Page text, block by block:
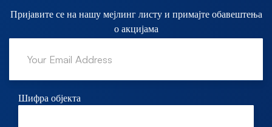
Пријавите се на нашу мејлинг листу и примајте обавештења
о акцијама
Шифра објекта